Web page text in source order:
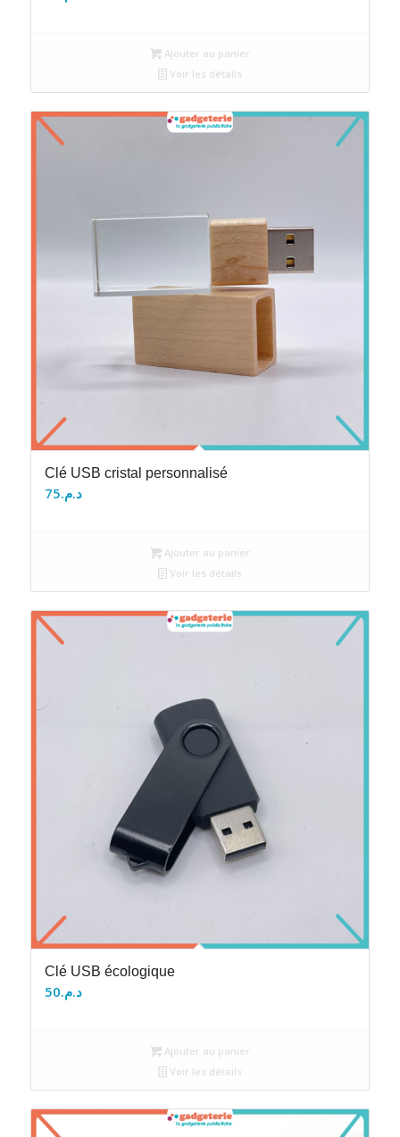
Ajouter au panier
Voir les détails
Clé USB cristal personnalisé
د.م.75
Ajouter au panier
Voir les détails
Clé USB écologique
د.م.50
Ajouter au panier
Voir les détails